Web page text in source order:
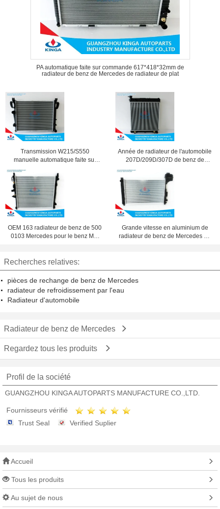
PA automatique faite sur commande 617*418*32mm de
radiateur de benz de Mercedes de radiateur de plat
Transmission W215/S550
manuelle automatique faite sur
commande de benz de Mercedes
de radiateur de noyau en
aluminium
Année de radiateur de l'automobile
207D/209D/307D de benz de
OEM 163 radiateur de benz de 500
0103 Mercedes pour le benz ML-
Grande vitesse en aluminium de
radiateur de benz de Mercedes de
Recherches relatives:
pièces de rechange de benz de Mercedes
radiateur de refroidissement par l'eau
Radiateur d'automobile
Radiateur de benz de Mercedes
Regardez tous les produits
Profil de la société
GUANGZHOU KINGA AUTOPARTS MANUFACTURE CO.,LTD.
Fournisseurs vérifié
Trust Seal
Verified Suplier
Accueil
Tous les produits
Au sujet de nous